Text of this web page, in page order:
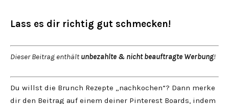
Lass es dir richtig gut schmecken!
Dieser Beitrag enthältunbezahlte & nicht beauftragte Werbung!
Du willst die Brunch Rezepte „nachkochen“? Dann merke
dir den Beitrag auf einem deiner Pinterest Boards, indem